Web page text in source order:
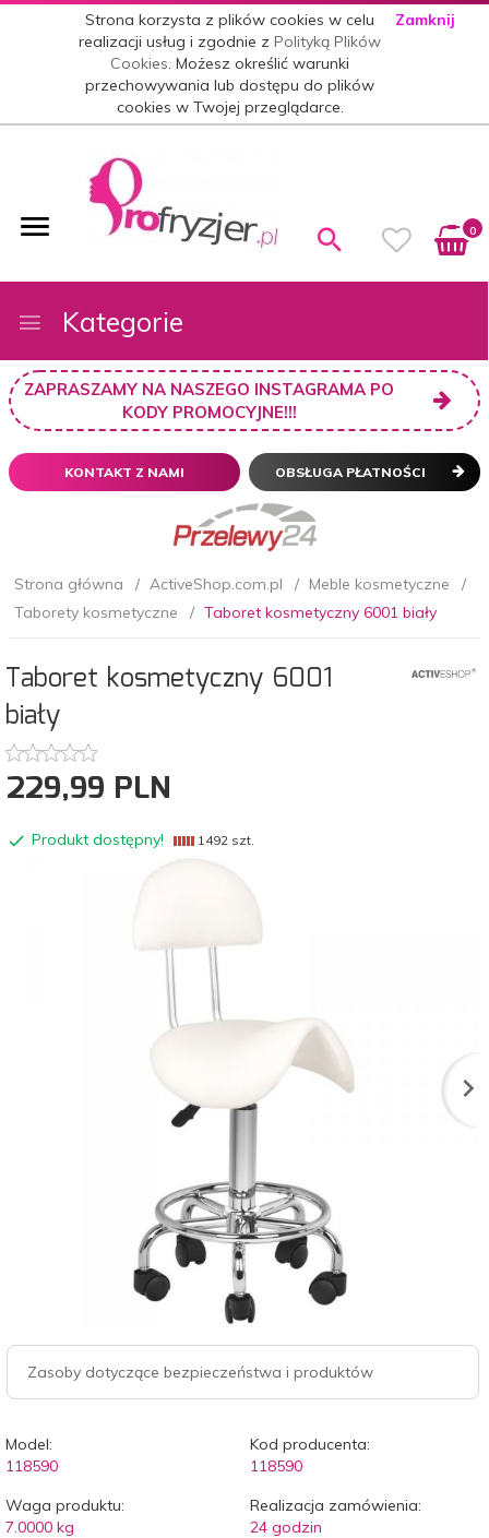
Strona korzysta z plików cookies w celu
realizacji usług i zgodnie zPolityką Plików
Cookies. Możesz określić warunki
przechowywania lub dostępu do plików
cookies w Twojej przeglądarce.
Zamknij
0
Kategorie
ZAPRASZAMY NA NASZEGO INSTAGRAMA PO
KODY PROMOCYJNE!!!
KONTAKT Z NAMI OBSŁUGA PŁATNOŚCI
Strona główna ActiveShop.com.pl
Meble kosmetyczne
Taborety kosmetyczne
Taboret kosmetyczny 6001 biały
Taboret kosmetyczny 6001
biały
229,99 PLN
Produkt dostępny! 1492 szt.
Zasoby dotyczące bezpieczeństwa i produktów
Model:
118590
Kod producenta:
118590
Waga produktu:
7.0000 kg
Realizacja zamówienia:
24 godzin